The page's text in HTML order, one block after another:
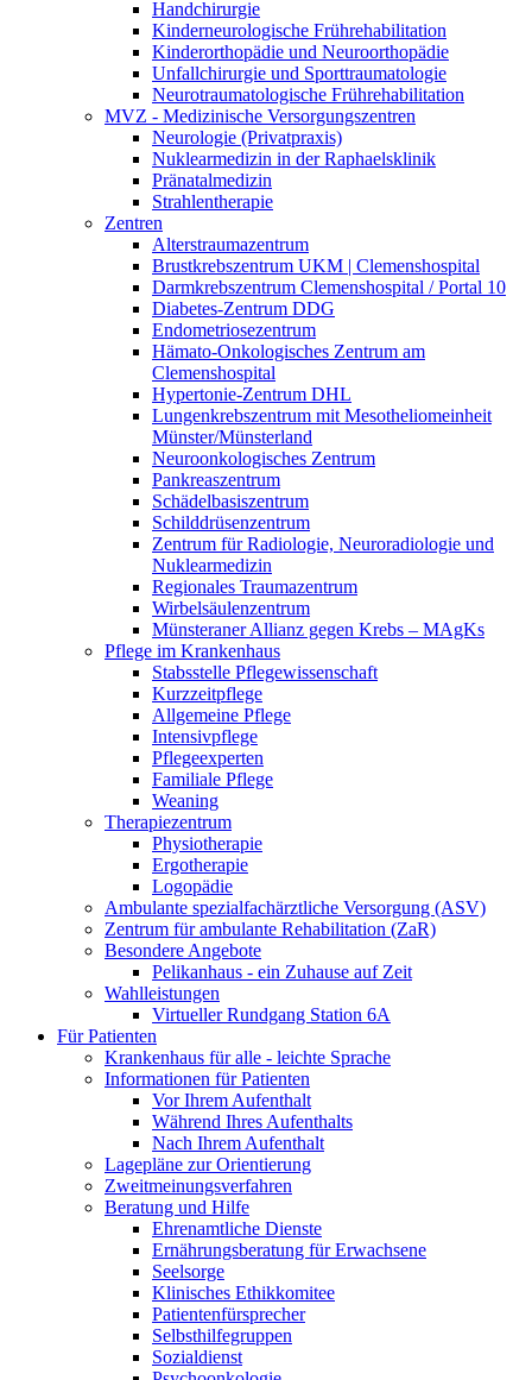
Handchirurgie
Kinderneurologische Frührehabilitation
Kinderorthopädie und Neuroorthopädie
Unfallchirurgie und Sporttraumatologie
Neurotraumatologische Frührehabilitation
MVZ - Medizinische Versorgungszentren
Neurologie (Privatpraxis)
Nuklearmedizin in der Raphaelsklinik
Pränatalmedizin
Strahlentherapie
Zentren
Alterstraumazentrum
Brustkrebszentrum UKM | Clemenshospital
Darmkrebszentrum Clemenshospital / Portal 10
Diabetes-Zentrum DDG
Endometriosezentrum
Hämato-Onkologisches Zentrum am
Clemenshospital
Hypertonie-Zentrum DHL
Lungenkrebszentrum mit Mesotheliomeinheit
Münster/Münsterland
Neuroonkologisches Zentrum
Pankreaszentrum
Schädelbasiszentrum
Schilddrüsenzentrum
Zentrum für Radiologie, Neuroradiologie und
Nuklearmedizin
Regionales Traumazentrum
Wirbelsäulenzentrum
Münsteraner Allianz gegen Krebs – MAgKs
Pflege im Krankenhaus
Stabsstelle Pflegewissenschaft
Kurzzeitpflege
Allgemeine Pflege
Intensivpflege
Pflegeexperten
Familiale Pflege
Weaning
Therapiezentrum
Physiotherapie
Ergotherapie
Logopädie
Ambulante spezialfachärztliche Versorgung (ASV)
Zentrum für ambulante Rehabilitation (ZaR)
Besondere Angebote
Pelikanhaus - ein Zuhause auf Zeit
Wahlleistungen
Virtueller Rundgang Station 6A
Für Patienten
Krankenhaus für alle - leichte Sprache
Informationen für Patienten
Vor Ihrem Aufenthalt
Während Ihres Aufenthalts
Nach Ihrem Aufenthalt
Lagepläne zur Orientierung
Zweitmeinungsverfahren
Beratung und Hilfe
Ehrenamtliche Dienste
Ernährungsberatung für Erwachsene
Seelsorge
Klinisches Ethikkomitee
Patientenfürsprecher
Selbsthilfegruppen
Sozialdienst